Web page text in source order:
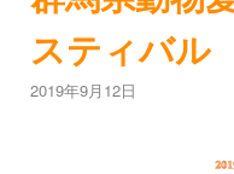
スティバル
2019年9月12日